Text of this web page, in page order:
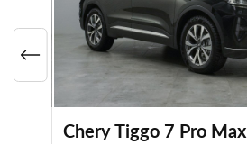
Chery Tiggo 7 Pro Max